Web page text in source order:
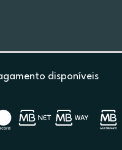
disponíveis